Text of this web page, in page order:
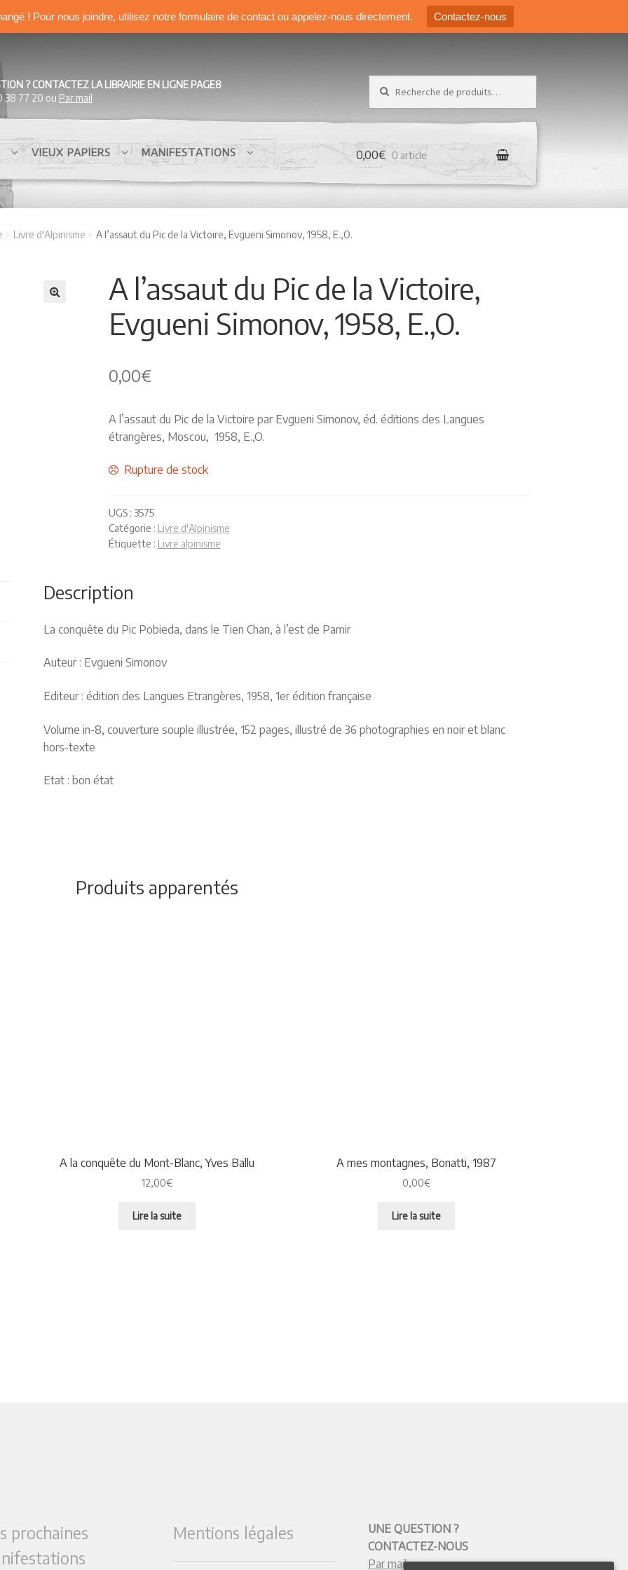
! Pour nous joindre, utilisez notre formulaire de contact ou appelez-nous directement. Contactez-nous
? CONTACTEZ LA LIBRAIRIE EN LIGNE PAGE8
38 77 20 ou Par mail
VIEUX PAPIERS MANIFESTATIONS 0,00€ 0 article
Livre d'Alpinisme A l’assaut du Pic de la Victoire, Evgueni Simonov, 1958, E.,O.
A l’assaut du Pic de la Victoire,
Evgueni Simonov, 1958, E.,O.
0,00€
A l’assaut du Pic de la Victoire par Evgueni Simonov, éd. éditions des Langues
étrangères, Moscou, 1958, E.,O.
Rupture de stock
UGS : 3575
Catégorie : Livre d'Alpinisme
Étiquette : Livre alpinisme
Description
La conquête du Pic Pobieda, dans le Tien Chan, à l’est de Pamir
Auteur : Evgueni Simonov
Editeur : édition des Langues Etrangères, 1958, 1er édition française
Volume in-8, couverture souple illustrée, 152 pages, illustré de 36 photographies en noir et blanc
hors-texte
Etat : bon état
Produits apparentés
A la conquête du Mont-Blanc, Yves Ballu
12,00€
Lire la suite
A mes montagnes, Bonatti, 1987
0,00€
Lire la suite
prochaines
Mentions légales
UNE QUESTION ?
CONTACTEZ-NOUS
Par mail